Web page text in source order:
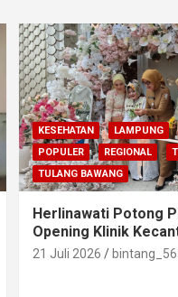
KESEHATAN LAMPUNG
POPULER
REGIONAL
TULANG BAWANG
Herlinawati Potong
Opening Klinik
21 Juli 2026